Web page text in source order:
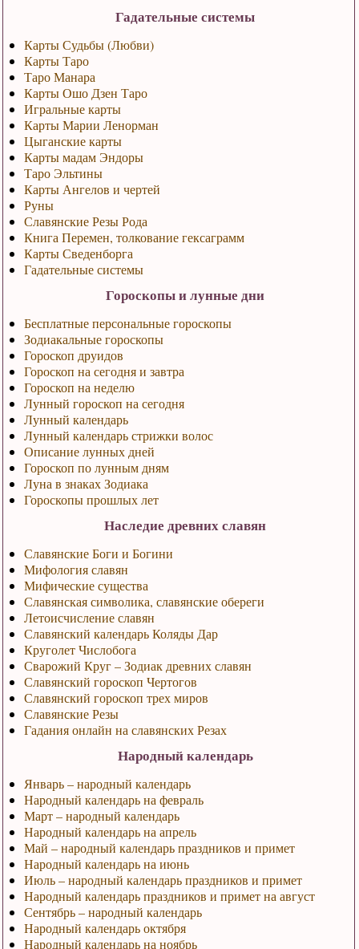
Гадательные системы
Карты Судьбы (Любви)
Карты Таро
Таро Манара
Карты Ошо Дзен Таро
Игральные карты
Карты Марии Ленорман
Цыганские карты
Карты мадам Эндоры
Таро Эльтины
Карты Ангелов и чертей
Руны
Славянские Резы Рода
Книга Перемен, толкование гексаграмм
Карты Сведенборга
Гадательные системы
Гороскопы и лунные дни
Бесплатные персональные гороскопы
Зодиакальные гороскопы
Гороскоп друидов
Гороскоп на сегодня и завтра
Гороскоп на неделю
Лунный гороскоп на сегодня
Лунный календарь
Лунный календарь стрижки волос
Описание лунных дней
Гороскоп по лунным дням
Луна в знаках Зодиака
Гороскопы прошлых лет
Наследие древних славян
Славянские Боги и Богини
Мифология славян
Мифические существа
Славянская символика, славянские обереги
Летоисчисление славян
Славянский календарь Коляды Дар
Круголет Числобога
Сварожий Круг – Зодиак древних славян
Славянский гороскоп Чертогов
Славянский гороскоп трех миров
Славянские Резы
Гадания онлайн на славянских Резах
Народный календарь
Январь – народный календарь
Народный календарь на февраль
Март – народный календарь
Народный календарь на апрель
Май – народный календарь праздников и примет
Народный календарь на июнь
Июль – народный календарь праздников и примет
Народный календарь праздников и примет на август
Сентябрь – народный календарь
Народный календарь октября
Народный календарь на ноябрь